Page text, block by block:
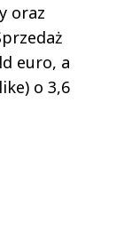
oraz
euro, a
o 3,6